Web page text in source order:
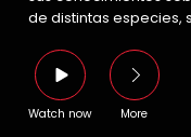
de distintas especies,
Watch now More